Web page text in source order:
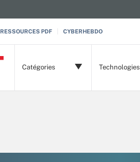
RESSOURCES PDF CYBERHEBDO
Catégories Technologies